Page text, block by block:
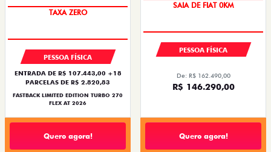
PREÇO IMPERDÍVEL
PESSOA FÍSICA
ENTRADA DE R$ 107.443,00 +18
PARCELAS DE R$ 2.820,83
FASTBACK LIMITED EDITION TURBO 270
FLEX AT 2026
Quero agora!
OPORTUNIDADE
PESSOA FÍSICA
De: R$ 162.490,00
R$ 146.290,00
Quero agora!